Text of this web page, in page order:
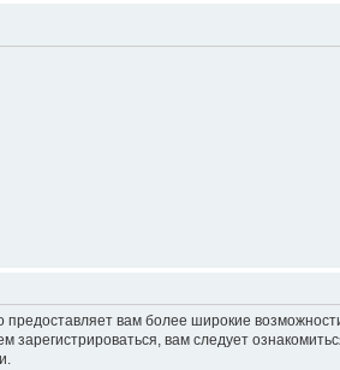
вам более широкие
вам следует